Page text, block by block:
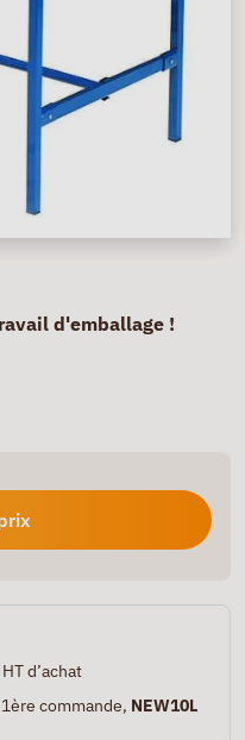
d'emballage !
d’achat
commande, NEW10L